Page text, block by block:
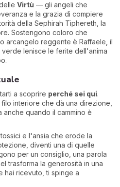
Virtù — gli angeli che
e la grazia di compiere
della Sephirah Tiphereth, la
Sostengono coloro che
arcangelo reggente è Raffaele, il
lenisce le ferite dell'anima
a scoprire perché sei qui.
interiore che dà una direzione,
quando il cammino è
e l'ansia che erode la
diventi una di quelle
per un consiglio, una parola
trasforma la generosità in una
hai ricevuto, ti spinge a